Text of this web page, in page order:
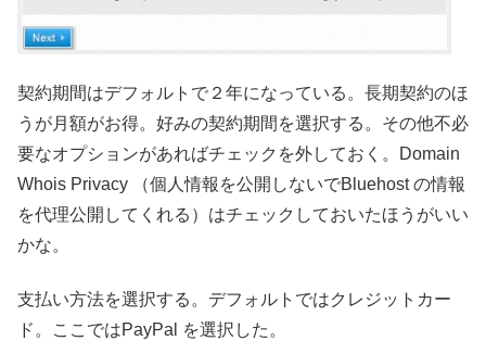
契約期間はデフォルトで２年になっている。長期契約のほ
うが月額がお得。好みの契約期間を選択する。その他不必
要なオプションがあればチェックを外しておく。Domain
Whois Privacy （個人情報を公開しないでBluehost の情報
を代理公開してくれる）はチェックしておいたほうがいい
かな。
支払い方法を選択する。デフォルトではクレジットカー
ド。ここではPayPal を選択した。